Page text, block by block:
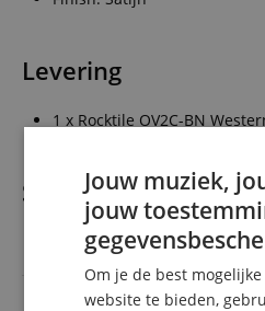
Levering
1 x Rocktile OV2C-BN
Specificaties
Artikelnummer
Aantal snaren 6
Jouw muziek,
jouw
Om je de best
website te bieden,